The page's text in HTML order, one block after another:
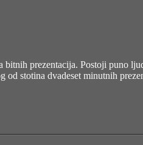
prezentacija. Postoji puno
stotina dvadeset minutnih